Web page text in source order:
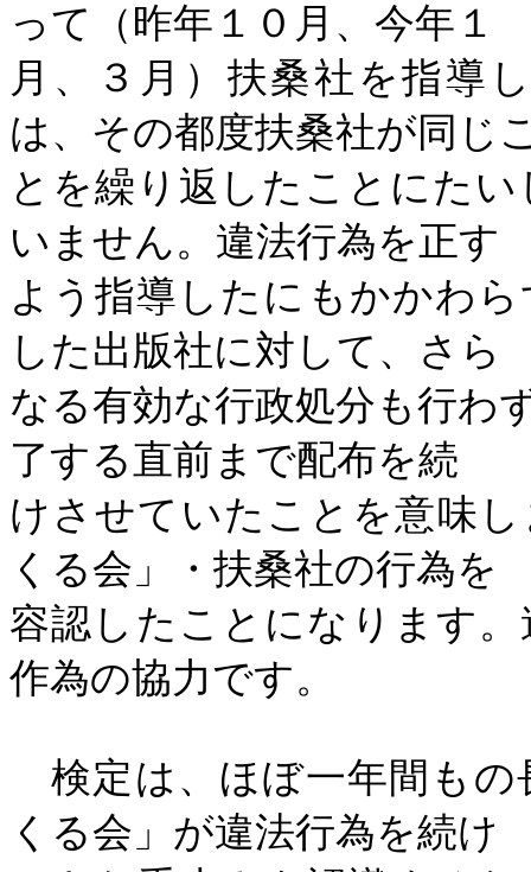
って（昨年１０月、今年１
月、３月）扶桑社を指導
は、その都度扶桑社が同じ
とを繰り返したことにた
いません。違法行為を正す
よう指導したにもかかわ
した出版社に対して、さら
なる有効な行政処分も行わ
了する直前まで配布を続
けさせていたことを意味
くる会」・扶桑社の行為を
容認したことになります
作為の協力です。
検定は、ほぼ一年間もの
くる会」が違法行為を続け